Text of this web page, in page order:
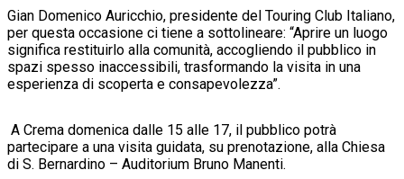
Gian Domenico Auricchio, presidente del Touring Club Italiano,
per questa occasione ci tiene a sottolineare: “Aprire un luogo
significa restituirlo alla comunità, accogliendo il pubblico in
spazi spesso inaccessibili, trasformando la visita in una
esperienza di scoperta e consapevolezza”.
A Crema domenica dalle 15 alle 17, il pubblico potrà
partecipare a una visita guidata, su prenotazione, alla Chiesa
di S. Bernardino – Auditorium Bruno Manenti.